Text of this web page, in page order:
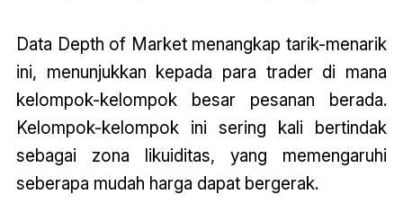
Data Depth of Market menangkap tarik-menarik
ini, menunjukkan kepada para trader di mana
kelompok-kelompok besar pesanan berada.
Kelompok-kelompok ini sering kali bertindak
sebagai zona likuiditas, yang memengaruhi
seberapa mudah harga dapat bergerak.